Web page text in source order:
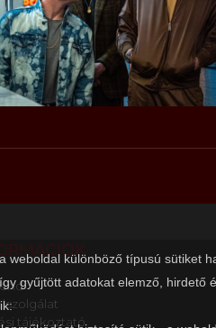
weboldal különböző típusú sütiket
gyűjtött adatokat elemző, hirdető
tájékoztató